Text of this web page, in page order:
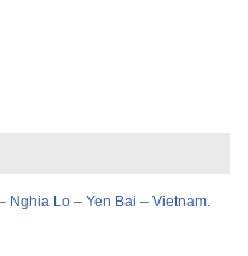
Lo – Yen Bai – Vietnam.